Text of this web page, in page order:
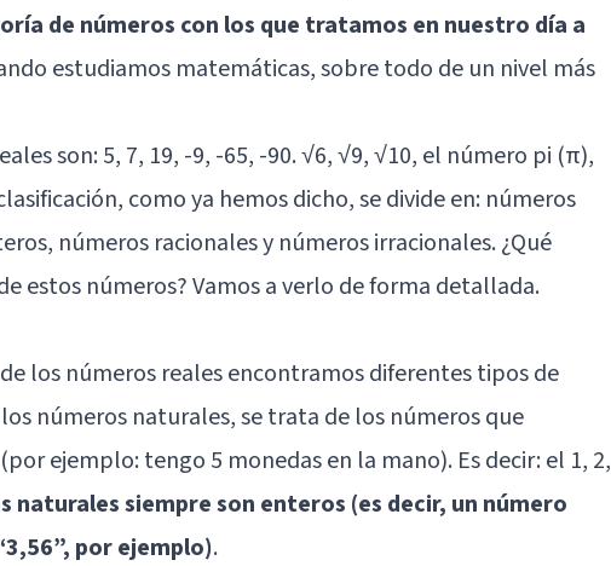
de números con los que tratamos en nuestro día a
estudiamos matemáticas, sobre todo de un nivel más
son: 5, 7, 19, -9, -65, -90. √6, √9, √10, el número pi (π),
como ya hemos dicho, se divide en: números
números racionales y números irracionales. ¿Qué
estos números? Vamos a verlo de forma detallada.
los números reales encontramos diferentes tipos de
números naturales, se trata de los números que
ejemplo: tengo 5 monedas en la mano). Es decir: el 1, 2,
naturales siempre son enteros (es decir, un número
por ejemplo).